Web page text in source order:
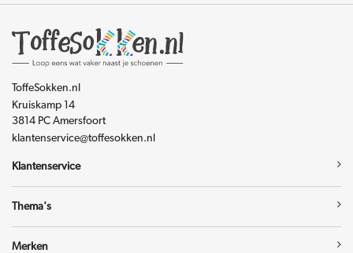
ToffeSokken.nl
Kruiskamp 14
3814 PC Amersfoort
klantenservice@toffesokken.nl
Klantenservice
Thema's
Merken